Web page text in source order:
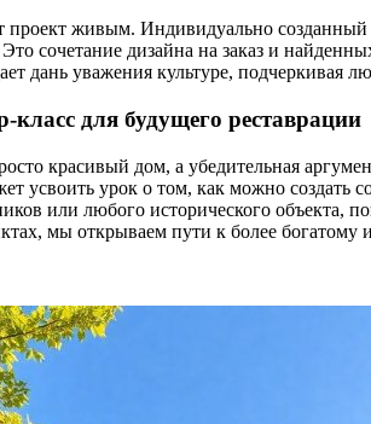
живым. Индивидуально созданный
сочетание дизайна на заказ и
дань уважения культуре, подчеркивая
класс для будущего реставрации
красивый дом, а убедительная
усвоить урок о том, как можно создать
или любого исторического
мы открываем пути к более богатому